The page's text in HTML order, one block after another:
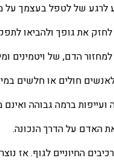
של לטפל בעצמך על
לחזק את גופך ולהביאו
למחזור הדם, של ויטמינים
חולים או חלשים
ועייפות ברמה גבוהה
האדם על הדרך הנכונה.
החיוניים לגוף. אז